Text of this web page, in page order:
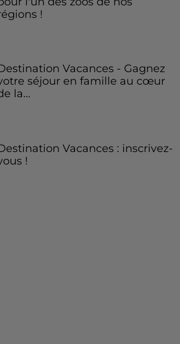
!
Vacances - Gagnez
séjour en famille au cœur
la...
Vacances : inscrivez-
!